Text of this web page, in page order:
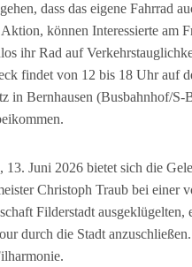
dass das eigene Fahrrad
können Interessierte am
ihr Rad auf
findet von 12 bis 18 Uhr auf
in Bernhausen (Busbahnhof/S-
13. Juni 2026 bietet sich die
Christoph Traub bei einer
Filderstadt ausgeklügelten,
durch die Stadt